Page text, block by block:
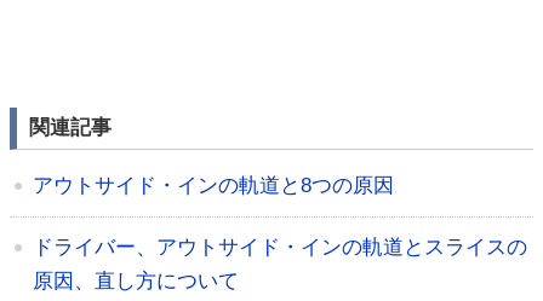
関連記事
アウトサイド・インの軌道と8つの原因
ドライバー、アウトサイド・インの軌道とスライスの
原因、直し方について